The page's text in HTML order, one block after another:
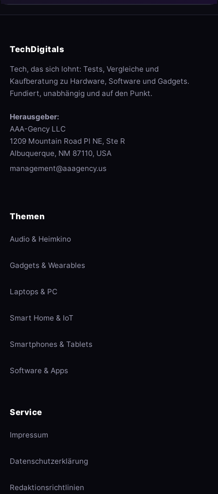
TechDigitals
Tech, das sich lohnt: Tests, Vergleiche und
Kaufberatung zu Hardware, Software und Gadgets.
Fundiert, unabhängig und auf den Punkt.
Herausgeber:
AAA-Gency LLC
1209 Mountain Road Pl NE, Ste R
Albuquerque, NM 87110, USA
management@aaagency.us
Themen
Audio & Heimkino
Gadgets & Wearables
Laptops & PC
Smart Home & IoT
Smartphones & Tablets
Software & Apps
Service
Impressum
Datenschutzerklärung
Redaktionsrichtlinien